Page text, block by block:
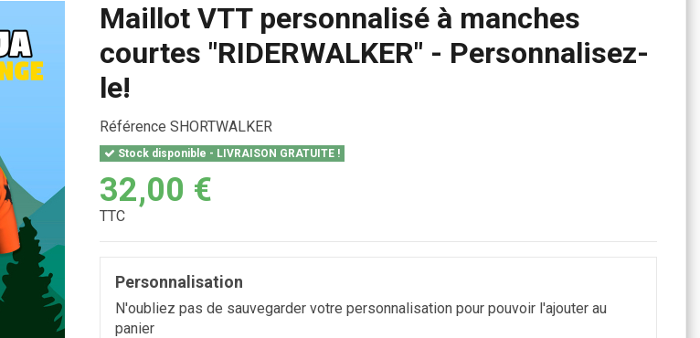
Maillot VTT personnalisé à manches
courtes "RIDERWALKER" - Personnalisez-
le!
Référence SHORTWALKER
Stock disponible - LIVRAISON GRATUITE !
32,00 €
TTC
Personnalisation
N'oubliez pas de sauvegarder votre personnalisation pour pouvoir l'ajouter au
panier